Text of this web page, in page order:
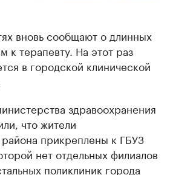
вновь сообщают о длинных
к терапевту. На этот раз
в городской клинической
здравоохранения
что жители
прикреплены к ГБУЗ
нет отдельных филиалов
поликлиник города